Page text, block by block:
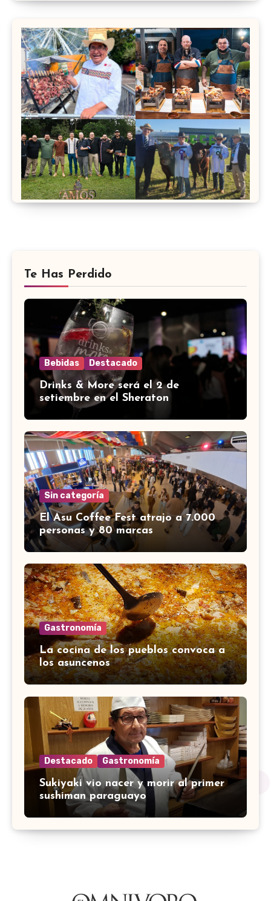
Te Has Perdido
Bebidas Destacado
Drinks & More será el 2 de
setiembre en el Sheraton
Sin categoría
El Asu Coffee Fest atrajo a 7.000
personas y 80 marcas
Gastronomía
La cocina de los pueblos convoca a
los asuncenos
Destacado Gastronomía
Sukiyaki vio nacer y morir al primer
sushiman paraguayo